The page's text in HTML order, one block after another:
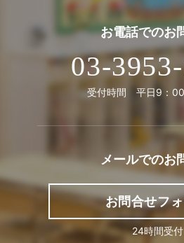
お電話でのお
03-
受付時間 平日9：
メールでのお
お問合せフ
24時間受付